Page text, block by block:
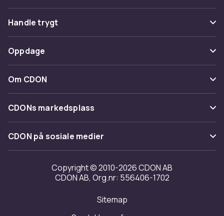
Vanlige spørsmål
Spor pakke
Angre & returner her
Kontakt oss
Handle trygt
Betaling
Levering
Tilbakekallinger
Oppdage
Kategorier
Varemerker
Om CDON
Om oss
Kundeanmeldelser
Jobbe på CDON
Investor relations
Tilgjengelighet
CDONs markedsplass
Merchant Help Center
CDON på sosiale medier
Copyright © 2010-2026 CDON AB
CDON AB, Org.nr: 556406-1702
Sitemap